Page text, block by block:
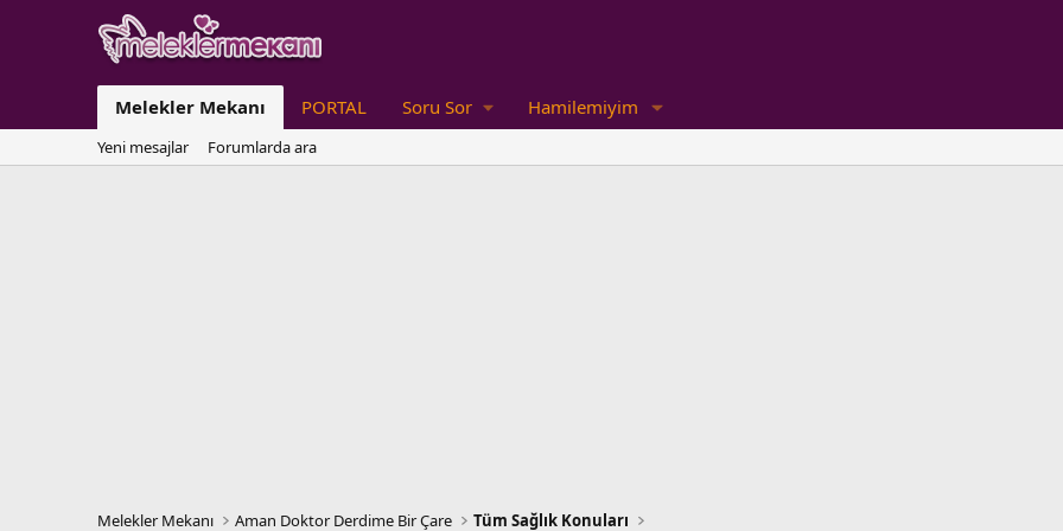
Melekler Mekanı PORTAL Soru Sor Hamilemiyim
Yeni mesajlar Forumlarda ara
Melekler Mekanı Aman Doktor Derdime Bir Çare Tüm Sağlık Konuları